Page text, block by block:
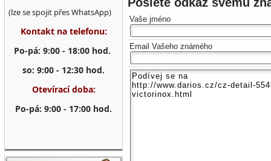
Vaše jméno
Email Vašeho známého
(lze se spojit přes WhatsApp)
Kontakt na telefonu:
Po-pá: 9:00 - 18:00 hod.
so: 9:00 - 12:30 hod.
Otevírací doba:
Po-pá: 9:00 - 17:00 hod.